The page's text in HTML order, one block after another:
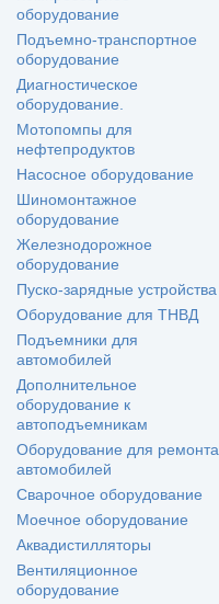
оборудование
Подъемно-транспортное
оборудование
Диагностическое
оборудование.
Мотопомпы для
нефтепродуктов
Насосное оборудование
Шиномонтажное
оборудование
Железнодорожное
оборудование
Пуско-зарядные устройства
Оборудование для ТНВД
Подъемники для
автомобилей
Дополнительное
оборудование к
автоподъемникам
Оборудование для ремонта
автомобилей
Сварочное оборудование
Моечное оборудование
Аквадистилляторы
Вентиляционное
оборудование